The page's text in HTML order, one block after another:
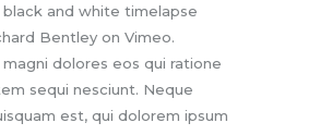
black and white timelapse
Bentley on Vimeo.
magni dolores eos qui ratione
sequi nesciunt. Neque
est, qui dolorem ipsum